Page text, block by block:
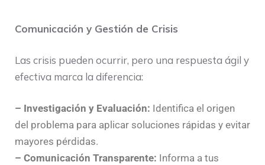
Comunicación y Gestión de Crisis
Las crisis pueden ocurrir, pero una respuesta ágil y
efectiva marca la diferencia:
– Investigación y Evaluación: Identifica el origen
del problema para aplicar soluciones rápidas y evitar
mayores pérdidas.
– Comunicación Transparente: Informa a tus